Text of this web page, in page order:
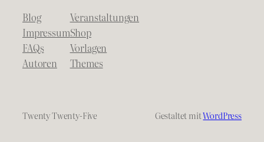
Blog
Impressum
FAQs
Autoren
Veranstaltungen
Shop
Vorlagen
Themes
Twenty Twenty-Five Gestaltet mitWordPress